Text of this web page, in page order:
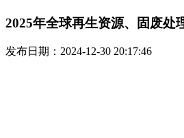
2025年全球再生资源、固废处
发布日期：2024-12-30 20:17:46